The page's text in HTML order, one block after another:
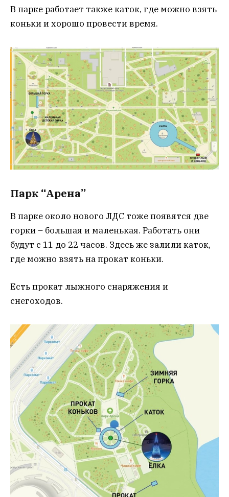
В парке работает также каток, где можно взять
коньки и хорошо провести время.
Парк “Арена”
В парке около нового ЛДС тоже появятся две
горки – большая и маленькая. Работать они
будут с 11 до 22 часов. Здесь же залили каток,
где можно взять на прокат коньки.
Есть прокат лыжного снаряжения и
снегоходов.